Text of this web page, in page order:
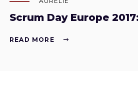
Scrum Day Europe
READ MORE